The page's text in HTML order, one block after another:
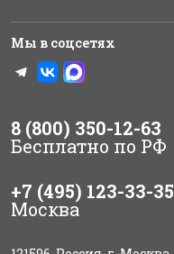
Мы в соцсетях
8 (800) 350-12-63
Бесплатно по РФ
+7 (495) 123-33-35
Москва